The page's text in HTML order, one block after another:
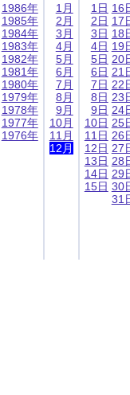
1986年
1985年
1984年
1983年
1982年
1981年
1980年
1979年
1978年
1977年
1976年
1月
2月
3月
4月
5月
6月
7月
8月
9月
10月
11月
12月
1日
2日
3日
4日
5日
6日
7日
8日
9日
10日
11日
12日
13日
14日
15日
16
17
18
19
20
21
22
23
24
25
26
27
28
29
30
31